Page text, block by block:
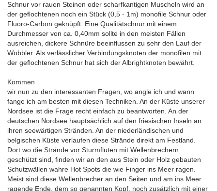
Schnur vor rauen Steinen oder scharfkantigen Muscheln wird an
der geflochtenen noch ein Stück (0,5 - 1m) monofile Schnur oder
Fluoro-Carbon geknüpft. Eine Qualitätschnur mit einem
Durchmesser von ca. 0,40mm sollte in den meisten Fällen
ausreichen, dickere Schnüre beeinflussen zu sehr den Lauf der
Wobbler. Als verlässlicher Verbindungsknoten der monofilen mit
der geflochtenen Schnur hat sich der Albrightknoten bewährt.
Kommen
wir nun zu den interessanten Fragen, wo angle ich und wann
fange ich am besten mit diesen Techniken. An der Küste unserer
Nordsee ist die Frage recht einfach zu beantworten. An der
deutschen Nordsee hauptsächlich auf den friesischen Inseln an
ihren seewärtigen Stränden. An der niederländischen und
belgischen Küste verlaufen diese Strände direkt am Festland.
Dort wo die Strände vor Sturmfluten mit Wellenbrechern
geschützt sind, finden wir an den aus Stein oder Holz gebauten
Schutzwällen wahre Hot Spots die wie Finger ins Meer ragen.
Meist sind diese Wellenbrecher an den Seiten und am ins Meer
ragende Ende, dem so genannten Kopf, noch zusätzlich mit einer